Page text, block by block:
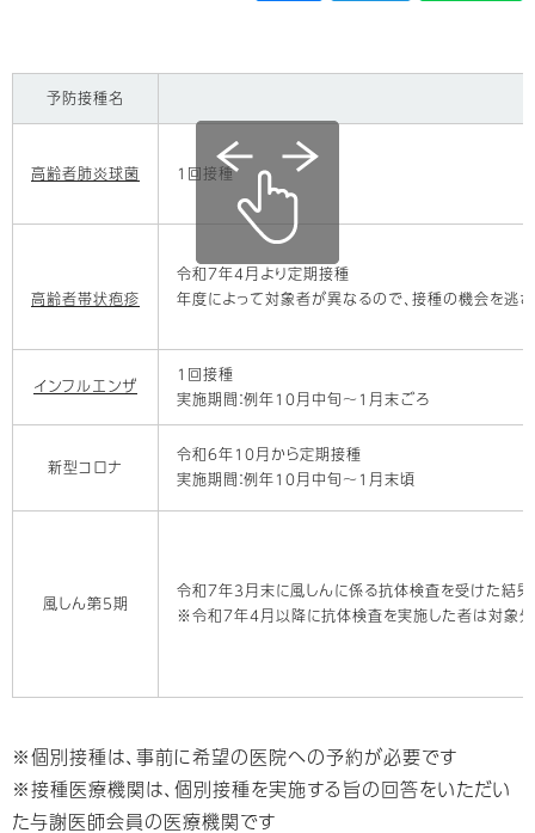
予防接種名
高齢者肺炎球菌 1回接種
高齢者帯状疱疹
令和7年4月より定期接種
年度によって対象者が異なるので、接種の機会を逃
インフルエンザ
1回接種
実施期間：例年10月中旬〜1月末ごろ
新型コロナ
令和6年10月から定期接種
実施期間：例年10月中旬〜1月末頃
風しん第5期
令和7年3月末に風しんに係る抗体検査を受けた結
※令和7年4月以降に抗体検査を実施した者は対象外
※個別接種は、事前に希望の医院への予約が必要です
※接種医療機関は、個別接種を実施する旨の回答をいただい
た与謝医師会員の医療機関です